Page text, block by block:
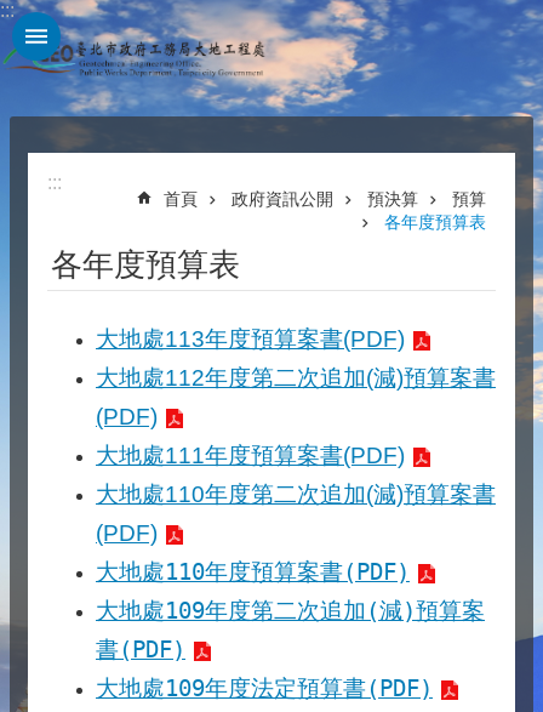
跳到主要內容區塊
:::
:::
首頁 政府資訊公開 預決算
預算
各年度預算表
各年度預算表
大地處113年度預算案書(PDF)
大地處112年度第二次追加(減)預算案書
(PDF)
大地處111年度預算案書(PDF)
大地處110年度第二次追加(減)預算案書
(PDF)
大地處110年度預算案書(PDF)
大地處109年度第二次追加(減)預算案
書(PDF)
大地處109年度法定預算書(PDF)